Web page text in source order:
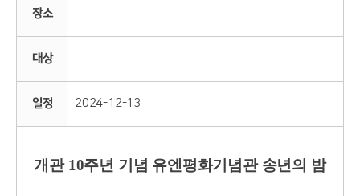
장소
대상
일정 2024-12-13
개관 10주년 기념 유엔평화기념관 송년의 밤